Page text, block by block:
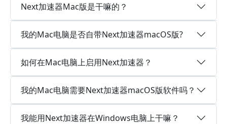
Next加速器Mac版是干嘛的？
我的Mac电脑是否自带Next加速器macOS版?
如何在Mac电脑上启用Next加速器？
我的Mac电脑需要Next加速器macOS版软件吗？
我能用Next加速器在Windows电脑上干嘛？